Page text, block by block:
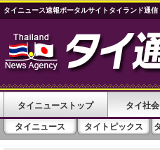
タイニュース速報ポータルサイトタイランド通
タイニューストップ タイ社
タイニュース タイトピックス